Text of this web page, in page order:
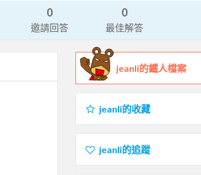
0
邀請回答
0
最佳解答
jeanli的鐵人檔案
jeanli的收藏
jeanli的追蹤